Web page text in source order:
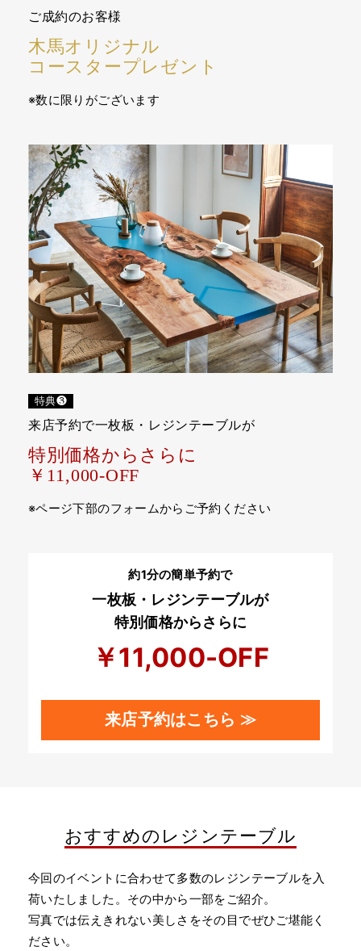
ご成約のお客様
木馬オリジナル
コースタープレゼント
※数に限りがございます
特典❸
来店予約で一枚板・レジンテーブルが
特別価格からさらに
￥11,000-OFF
※ページ下部のフォームからご予約ください
約1分の簡単予約で
一枚板・レジンテーブルが
特別価格からさらに
￥11,000-OFF
来店予約はこちら ≫
おすすめのレジンテーブル
今回のイベントに合わせて多数のレジンテーブルを入
荷いたしました。その中から一部をご紹介。
写真では伝えきれない美しさをその目でぜひご堪能く
ださい。